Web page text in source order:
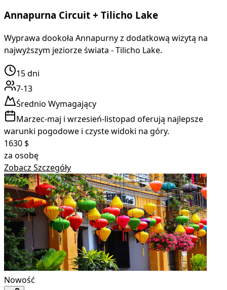
Annapurna Circuit + Tilicho Lake
Wyprawa dookoła Annapurny z dodatkową wizytą na
najwyższym jeziorze świata - Tilicho Lake.
15dni
7-13
Średnio Wymagający
Marzec-maj i wrzesień-listopad oferują najlepsze
warunki pogodowe i czyste widoki na góry.
1630 $
za osobę
Zobacz Szczegóły
Nowość